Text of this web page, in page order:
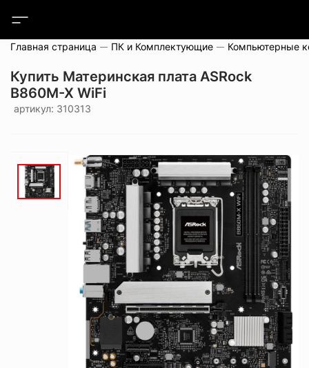
Главная страница ПК и Комплектующие Компьютерные
Купить Материнская плата ASRock
B860M-X WiFi
артикул: 310313